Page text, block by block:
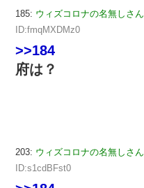
185: ウィズコロナの名無しさん
ID:fmqMXDMz0
>>184
府は？
203: ウィズコロナの名無しさん
ID:s1cdBFst0